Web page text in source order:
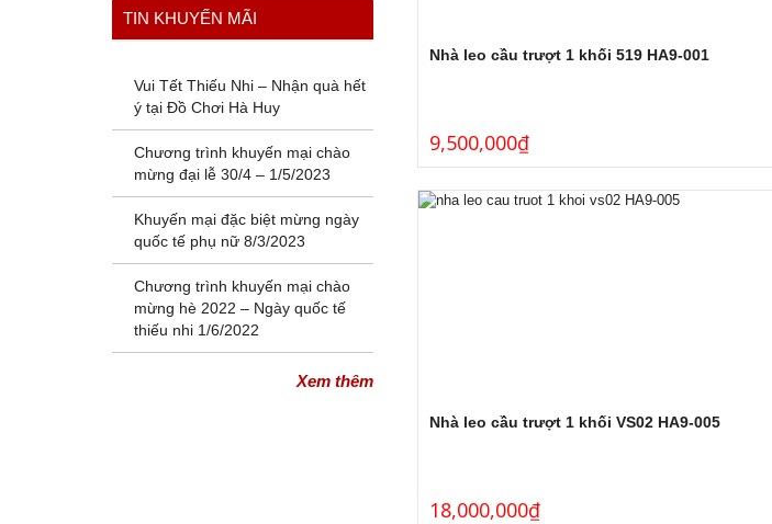
Nhà leo cầu trượt 1 khối 519 HA9-001
9,500,000₫
Nhà leo cầu trượt 1 khối VS02 HA9-005
18,000,000₫
TIN KHUYẾN MÃI
Vui Tết Thiếu Nhi – Nhận quà hết
ý tại Đồ Chơi Hà Huy
Chương trình khuyến mại chào
mừng đại lễ 30/4 – 1/5/2023
Khuyến mại đặc biệt mừng ngày
quốc tế phụ nữ 8/3/2023
Chương trình khuyến mại chào
mừng hè 2022 – Ngày quốc tế
thiếu nhi 1/6/2022
Xem thêm